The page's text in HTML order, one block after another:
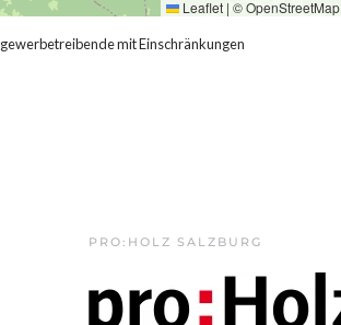
Leaflet | ©OpenStreetMap
mit Einschränkungen
PRO:HOLZ SALZBURG